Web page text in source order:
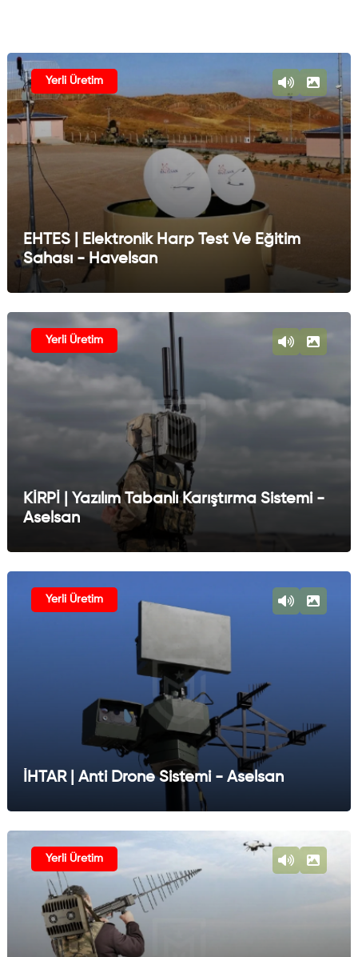
Yerli Üretim
EHTES | Elektronik Harp Test Ve Eğitim
Sahası - Havelsan
Yerli Üretim
KİRPİ | Yazılım Tabanlı Karıştırma Sistemi -
Aselsan
Yerli Üretim
İHTAR | Anti Drone Sistemi - Aselsan
Yerli Üretim